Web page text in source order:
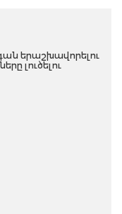
երաշխավորելու
լուծելու